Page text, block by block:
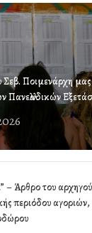
Ποιμενάρχη μας
Πανελλαδικών
– Άρθρο του
περιόδου αγοριών,